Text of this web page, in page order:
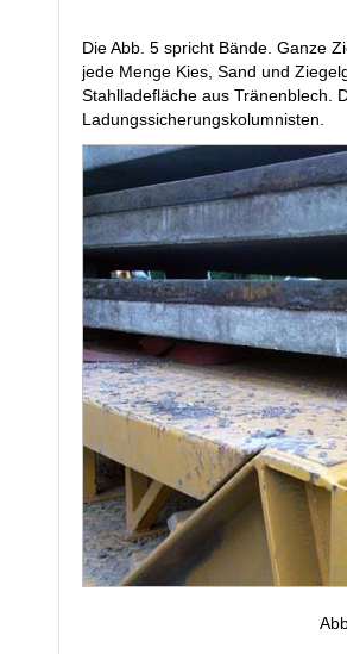
Die Abb. 5 spricht Bände. Ganze
jede Menge Kies, Sand und
Stahlladefläche aus Tränenblech.
Ladungssicherungskolumnisten.